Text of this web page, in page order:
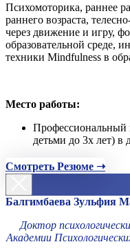
Психомоторика, раннее
раннего возраста,
через движение и игру,
образовательной среде,
техники Mindfulness в
Место работы:
Профессиональный
детьми до 3х лет)
Смотреть Резюме ➝
Балгимбаева Зульфия
Доктор
Академии